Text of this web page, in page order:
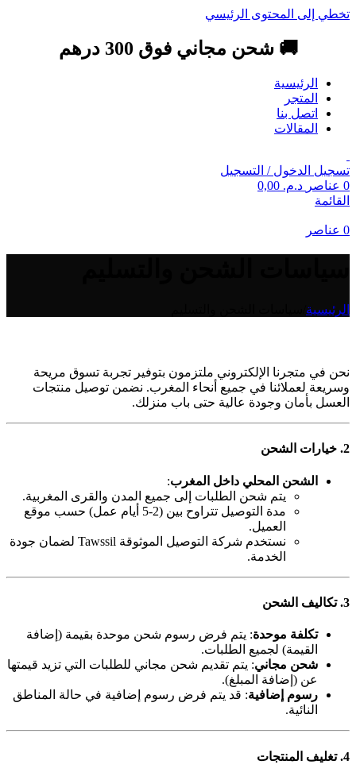
تخطي إلى المحتوى الرئيسي
🚚 شحن مجاني فوق 300 درهم
الرئيسية
المتجر
اتصل بنا
المقالات
تسجيل الدخول / التسجيل
0 عناصر د.م.
القائمة
0 عناصر
الرئيسية
نحن في متجرنا الإلكتروني ملتزمون بتوفير تجربة تسوق مريحة
وسريعة لعملائنا في جميع أنحاء المغرب. نضمن توصيل منتجات
العسل بأمان وجودة عالية حتى باب منزلك.
2. خيارات الشحن
الشحن المحلي داخل المغرب:
يتم شحن الطلبات إلى جميع المدن والقرى المغربية.
مدة التوصيل تتراوح بين (2-5 أيام عمل) حسب موقع
العميل.
نستخدم شركة التوصيل الموثوقة Tawssil لضمان جودة
الخدمة.
3. تكاليف الشحن
تكلفة موحدة: يتم فرض رسوم شحن موحدة بقيمة (إضافة
القيمة) لجميع الطلبات.
شحن مجاني: يتم تقديم شحن مجاني للطلبات التي تزيد قيمتها
عن (إضافة المبلغ).
رسوم إضافية: قد يتم فرض رسوم إضافية في حالة المناطق
النائية.
4. تغليف المنتجات